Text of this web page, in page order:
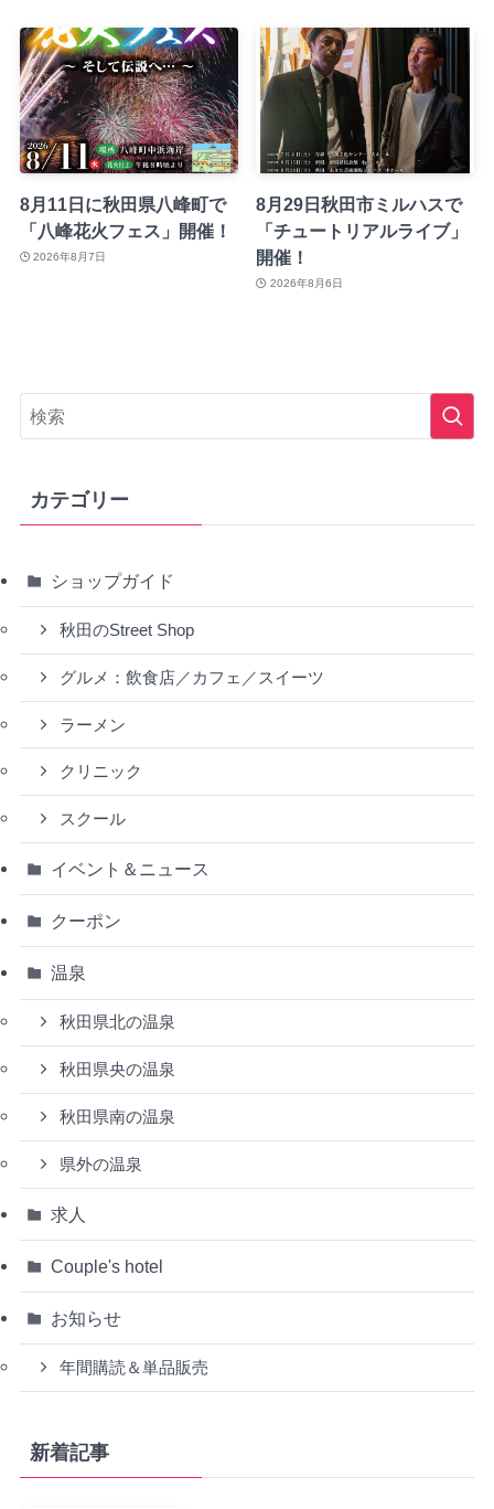
8月11日に秋田県八峰町で
「八峰花火フェス」開催！
2026年8月7日
8月29日秋田市ミルハスで
「チュートリアルライブ」
開催！
2026年8月6日
カテゴリー
ショップガイド
秋田のStreet Shop
グルメ：飲食店／カフェ／スイーツ
ラーメン
クリニック
スクール
イベント＆ニュース
クーポン
温泉
秋田県北の温泉
秋田県央の温泉
秋田県南の温泉
県外の温泉
求人
Couple's hotel
お知らせ
年間購読＆単品販売
新着記事